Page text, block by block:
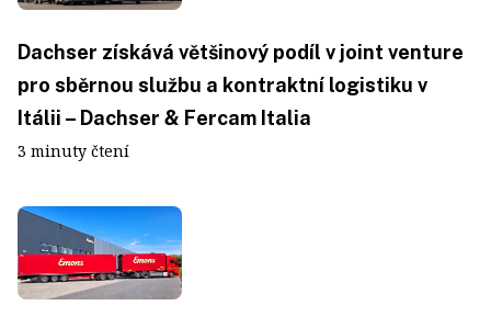
Dachser získává většinový podíl v joint venture
pro sběrnou službu a kontraktní logistiku v
Itálii – Dachser & Fercam Italia
3 minuty čtení